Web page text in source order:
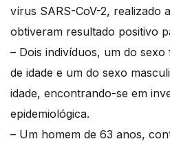
vírus SARS-CoV-2, realizado
obtiveram resultado positivo
– Dois indivíduos, um do
de idade e um do sexo
idade, encontrando-se em
epidemiológica.
– Um homem de 63 anos,